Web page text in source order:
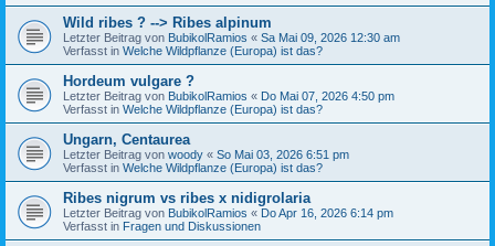
Wild ribes ? --> Ribes alpinum
Letzter Beitrag von BubikolRamios « Sa Mai 09, 2026 12:30 am
Verfasst in Welche Wildpflanze (Europa) ist das?
Hordeum vulgare ?
Letzter Beitrag von BubikolRamios « Do Mai 07, 2026 4:50 pm
Verfasst in Welche Wildpflanze (Europa) ist das?
Ungarn, Centaurea
Letzter Beitrag von woody « So Mai 03, 2026 6:51 pm
Verfasst in Welche Wildpflanze (Europa) ist das?
Ribes nigrum vs ribes x nidigrolaria
Letzter Beitrag von BubikolRamios « Do Apr 16, 2026 6:14 pm
Verfasst in Fragen und Diskussionen